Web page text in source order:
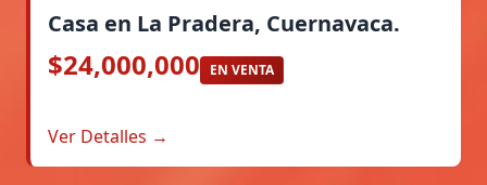
Casa en La Pradera, Cuernavaca.
$24,000,000 EN VENTA
Ver Detalles →